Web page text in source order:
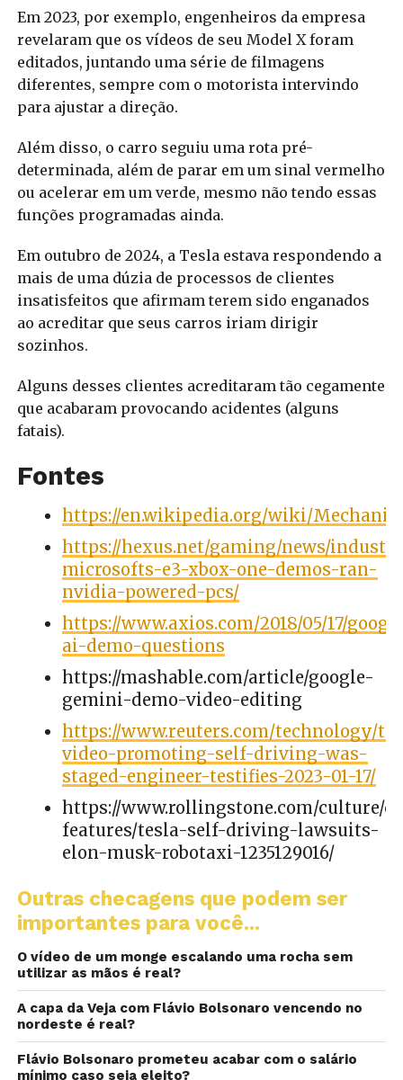
Em 2023, por exemplo, engenheiros da empresa
revelaram que os vídeos de seu Model X foram
editados, juntando uma série de filmagens
diferentes, sempre com o motorista intervindo
para ajustar a direção.
Além disso, o carro seguiu uma rota pré-
determinada, além de parar em um sinal vermelho
ou acelerar em um verde, mesmo não tendo essas
funções programadas ainda.
Em outubro de 2024, a Tesla estava respondendo a
mais de uma dúzia de processos de clientes
insatisfeitos que afirmam terem sido enganados
ao acreditar que seus carros iriam dirigir
sozinhos.
Alguns desses clientes acreditaram tão cegamente
que acabaram provocando acidentes (alguns
fatais).
Fontes
https://en.wikipedia.org/wiki/
https://hexus.net/gaming/news/
microsofts-e3-xbox-one-demos-ran-
nvidia-powered-pcs/
https://www.axios.com/2018/05/17/
ai-demo-questions
https://mashable.com/article/google-
gemini-demo-video-editing
https://www.reuters.com/technology/
video-promoting-self-driving-was-
staged-engineer-testifies-2023-01-17/
https://www.rollingstone.com/culture/
features/tesla-self-driving-lawsuits-
elon-musk-robotaxi-1235129016/
Outras checagens que podem ser
importantes para você...
O vídeo de um monge escalando uma rocha sem
utilizar as mãos é real?
A capa da Veja com Flávio Bolsonaro vencendo no
nordeste é real?
Flávio Bolsonaro prometeu acabar com o salário
mínimo caso seja eleito?